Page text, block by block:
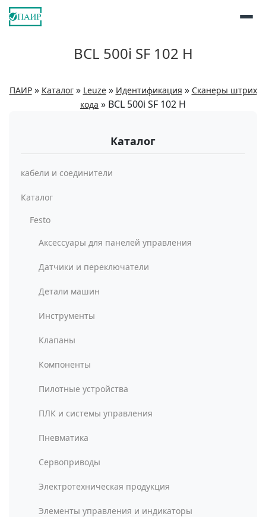
BCL 500i SF 102 H
ПАИР» Каталог» Leuze» Идентификация » Сканеры штрих
кода » BCL 500i SF 102 H
Каталог
кабели и соединители
Каталог
Festo
Аксессуары для панелей управления
Датчики и переключатели
Детали машин
Инструменты
Клапаны
Компоненты
Пилотные устройства
ПЛК и системы управления
Пневматика
Сервоприводы
Электротехническая продукция
Элементы управления и индикаторы